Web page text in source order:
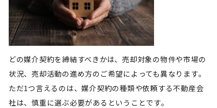
どの媒介契約を締結すべきかは、売却対象の物件や市場の
状況、売却活動の進め方のご希望によっても異なります。
ただ1つ言えるのは、媒介契約の種類や依頼する不動産会
社は、慎重に選ぶ必要があるということです。